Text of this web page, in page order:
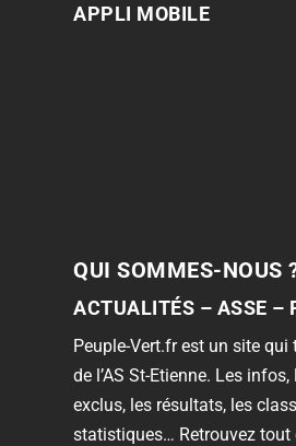
APPLI MOBILE
QUI SOMMES-NOUS
ACTUALITÉS – ASSE –
Peuple-Vert.fr est un site qui
de l’AS St-Etienne. Les
exclus, les résultats, les
statistiques… Retrouvez tout